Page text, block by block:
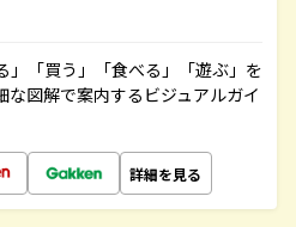
」「買う」「食べる」「遊ぶ」を
図解で案内するビジュアルガイ
詳細を見る